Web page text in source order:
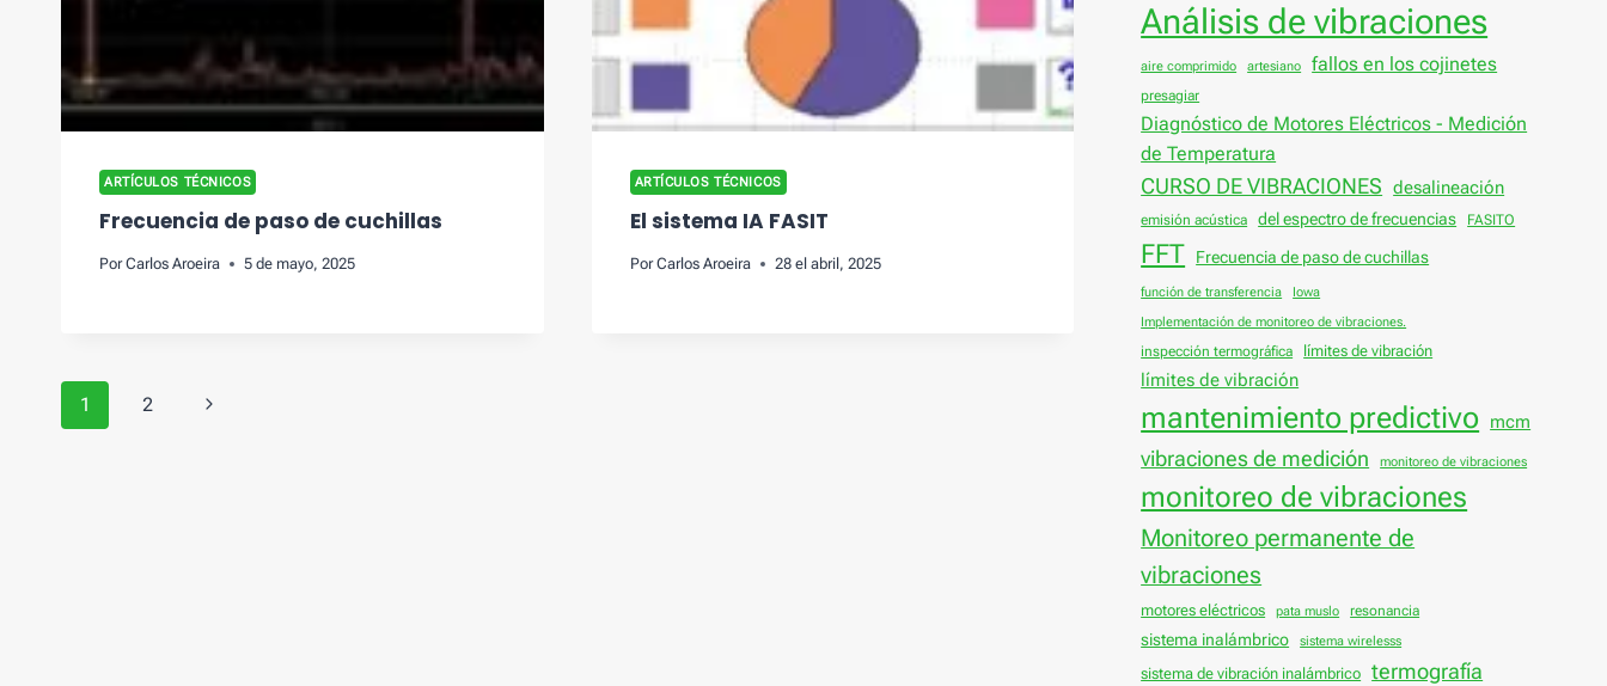
ARTÍCULOS TÉCNICOS
Frecuencia de paso de cuchillas
Por Carlos Aroeira 5 de mayo, 2025
ARTÍCULOS TÉCNICOS
El sistema IA FASIT
Por Carlos Aroeira 28 el abril, 2025
Navegación
1 2
Siguiente
Análisis de vibraciones
aire comprimido artesiano fallos en los cojinetes
presagiar
Diagnóstico de Motores Eléctricos - Medición
de Temperatura
CURSO DE VIBRACIONES desalineación
emisión acústica del espectro de frecuencias FASITO
FFT Frecuencia de paso de cuchillas
función de transferencia
Iowa
Implementación de monitoreo de vibraciones.
inspección termográfica límites de vibración
límites de vibración
mantenimiento predictivo mcm
vibraciones de medición monitoreo de vibraciones
monitoreo de vibraciones
Monitoreo permanente de
vibraciones
motores eléctricos pata muslo resonancia
sistema inalámbrico sistema wirelesss
sistema de vibración inalámbrico termografía